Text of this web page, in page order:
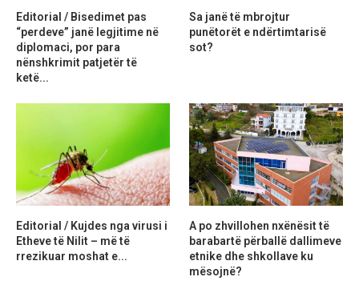
Editorial / Bisedimet pas
“perdeve” janë legjitime në
diplomaci, por para
nënshkrimit patjetër të
ketë...
Sa janë të mbrojtur
punëtorët e ndërtimtarisë
sot?
Editorial / Kujdes nga virusi i
Etheve të Nilit – më të
rrezikuar moshat e...
A po zhvillohen nxënësit të
barabartë përballë dallimeve
etnike dhe shkollave ku
mësojnë?